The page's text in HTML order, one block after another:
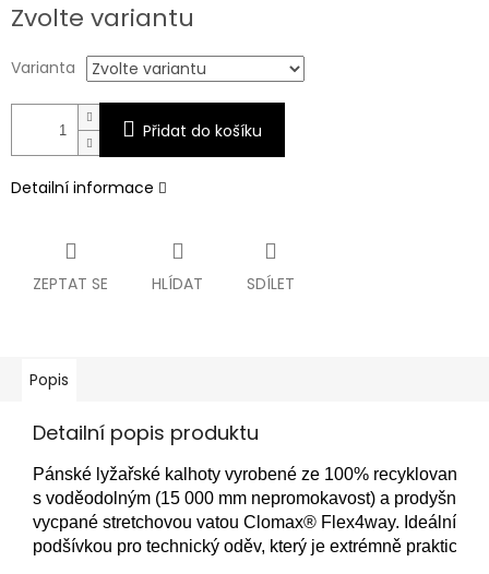
cena:
Zvolte variantu
Varianta
Přidat do košíku
Detailní informace
ZEPTAT SE HLÍDAT SDÍLET
Popis
Detailní popis produktu
Pánské lyžařské kalhoty vyrobené ze 100% recyklované
s voděodolným (15 000 mm nepromokavost) a
vycpané stretchovou vatou Clomax® Flex4way. Ideální
podšívkou pro technický oděv, který je extrémně praktický